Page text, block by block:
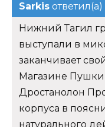
Sarkis ответил(а)
Нижний Тагил
выступали в
заканчивает
Магазине
Дростанолон
корпуса в
натурального